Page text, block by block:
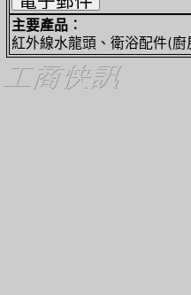
主要產品︰
紅外線水龍頭、衛浴配件(